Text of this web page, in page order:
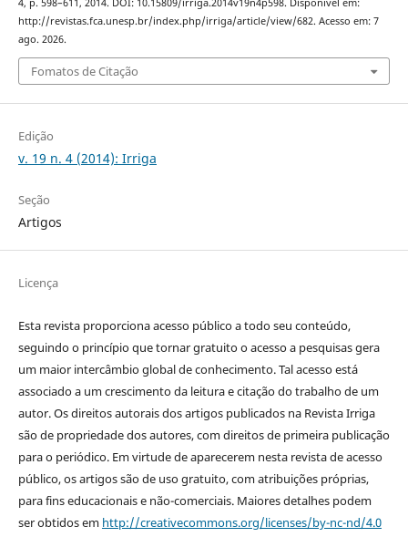
http://revistas.fca.unesp.br/index.php/irriga/article/view/682. Acesso em: 7
ago. 2026.
Fomatos de Citação
Edição
v. 19 n. 4 (2014): Irriga
Seção
Artigos
Licença
Esta revista proporciona acesso público a todo seu conteúdo,
seguindo o princípio que tornar gratuito o acesso a pesquisas gera
um maior intercâmbio global de conhecimento. Tal acesso está
associado a um crescimento da leitura e citação do trabalho de um
autor. Os direitos autorais dos artigos publicados na Revista Irriga
são de propriedade dos autores, com direitos de primeira publicação
para o periódico. Em virtude de aparecerem nesta revista de acesso
público, os artigos são de uso gratuito, com atribuições próprias,
para fins educacionais e não-comerciais. Maiores detalhes podem
ser obtidos em http://creativecommons.org/licenses/by-nc-nd/4.0